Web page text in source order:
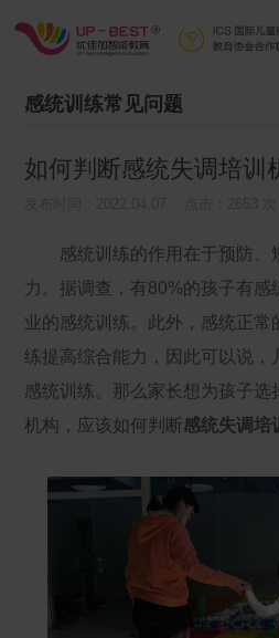
感统训练常见问题
如何判断感统失调培训
感统训练的作用在于预防、
力。据调查，有80%的孩子有
业的感统训练。此外，感统正常
练提高综合能力，因此可以说，
感统训练。那么家长想为孩子选
机构，应该如何判断感统失调培